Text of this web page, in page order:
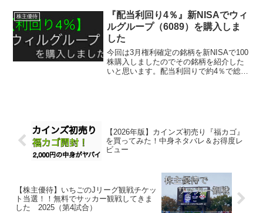
いきたいと思います。
株主優待
『配当利回り4％』新NISAでウィ
ルグループ（6089）を購入しま
した
今回は3月権利確定の銘柄を新NISAで100
株購入しましたのでその銘柄を紹介した
いと思います。配当利回りで約4％で総合
【2026年版】カインズ初売り『福カゴ』
を買ってみた！中身ネタバレ＆お得度レ
ビュー
【株主優待】いちごのJリーグ観戦チケッ
ト当選！！無料でサッカー観戦してきま
した 2025（第4試合）